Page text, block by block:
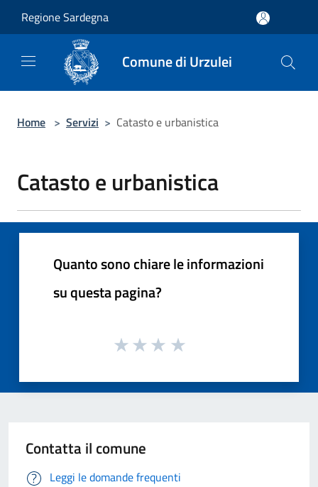
Regione Sardegna
Comune di Urzulei
Home > Servizi > Catasto e urbanistica
Catasto e urbanistica
Quanto sono chiare le informazioni
su questa pagina?
Contatta il comune
Leggi le domande frequenti